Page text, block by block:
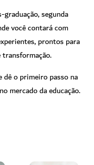
graduação, segunda
você contará com
prontos para
dê o primeiro passo na
mercado da educação.